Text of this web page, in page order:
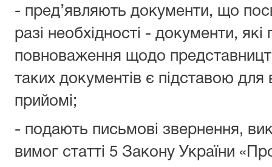
- пред’являють документи, що
разі необхідності - документи, які
повноваження щодо
таких документів є підставою
прийомі;
- подають письмові звернення,
вимог статті 5 Закону України